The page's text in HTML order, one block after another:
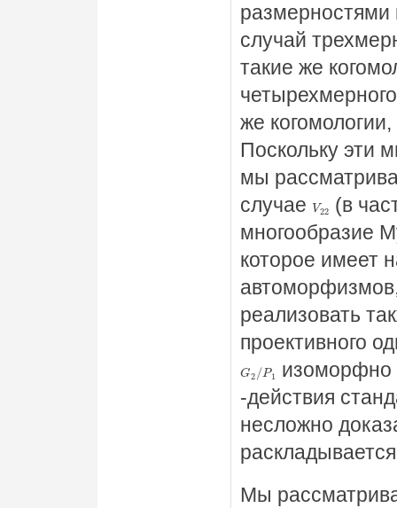
размерностями
случай
такие же
же
Поскольку эти
мы
случае V22 (в
многообразие
которое имеет
реализовать
проективного
G /P1
изоморфно
-действия
несложно
Мы